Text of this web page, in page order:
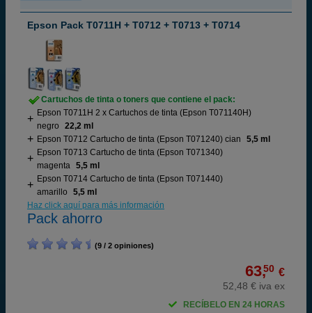
Epson Pack T0711H + T0712 + T0713 + T0714
Cartuchos de tinta o toners que contiene el pack:
Epson T0711H 2 x Cartuchos de tinta (Epson T071140H)
negro
22,2 ml
Epson T0712 Cartucho de tinta (Epson T071240) cian
5,5 ml
Epson T0713 Cartucho de tinta (Epson T071340)
magenta 5,5 ml
Epson T0714 Cartucho de tinta (Epson T071440)
amarillo
5,5 ml
Haz click aquí para más información
Pack ahorro
(9 / 2 opiniones)
63,50 €
52,48 € iva ex
RECÍBELO EN 24 HORAS